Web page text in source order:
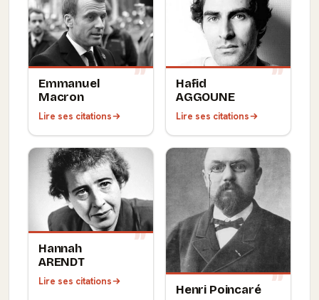
Emmanuel
Macron
Lire ses citations
Hafid
AGGOUNE
Lire ses citations
Hannah
ARENDT
Lire ses citations
Henri Poincaré